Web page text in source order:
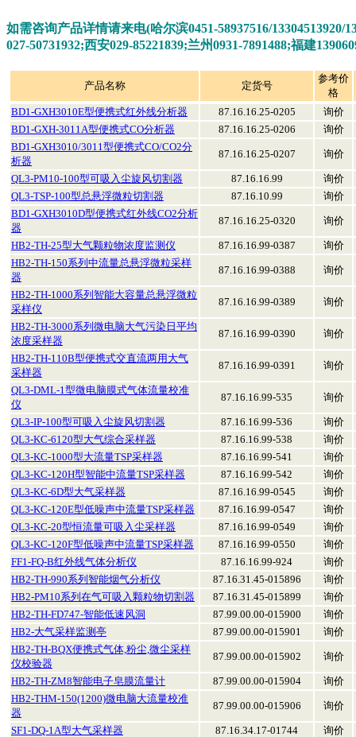
如需咨询产品详情请来电(哈尔滨0451-58937516/13304513920/
027-50731932;西安029-85221839;兰州0931-7891488;福建
产品名称 定货号
参考价
格
BD1-GXH3010E型便携式红外线分析器
87.16.16.25-0205
询价
BD1-GXH-3011A型便携式CO分析器
87.16.16.25-0206
询价
BD1-GXH3010/3011型便携式CO/CO2分
析器
87.16.16.25-0207 询价
QL3-PM10-100型可吸入尘旋风切割器 87.16.16.99
询价
QL3-TSP-100型总悬浮微粒切割器
87.16.10.99
询价
BD1-GXH3010D型便携式红外线CO2分析
器
87.16.16.25-0320 询价
HB2-TH-25型大气颗粒物浓度监测仪 87.16.16.99-0387
询价
HB2-TH-150系列中流量总悬浮微粒采样
器
87.16.16.99-0388 询价
HB2-TH-1000系列智能大容量总悬浮微粒
采样仪
87.16.16.99-0389 询价
HB2-TH-3000系列微电脑大气污染日平均
浓度采样器
87.16.16.99-0390 询价
HB2-TH-110B型便携式交直流两用大气
采样器
87.16.16.99-0391 询价
QL3-DML-1型微电脑膜式气体流量校准
仪
87.16.16.99-535 询价
QL3-IP-100型可吸入尘旋风切割器 87.16.16.99-536
询价
QL3-KC-6120型大气综合采样器
87.16.16.99-538
询价
QL3-KC-1000型大流量TSP采样器
87.16.16.99-541
询价
QL3-KC-120H型智能中流量TSP采样器
87.16.16.99-542
询价
QL3-KC-6D型大气采样器
87.16.16.99-0545
询价
QL3-KC-120E型低噪声中流量TSP采样器
87.16.16.99-0547
询价
QL3-KC-20型恒流量可吸入尘采样器
87.16.16.99-0549
询价
QL3-KC-120F型低噪声中流量TSP采样器
87.16.16.99-0550
询价
FF1-FQ-B红外线气体分析仪
87.16.16.99-924
询价
HB2-TH-990系列智能烟气分析仪
87.16.31.45-015896
询价
HB2-PM10系列在气可吸入颗粒物切割器
87.16.31.45-015899
询价
HB2-TH-FD747-智能低速风洞
87.99.00.00-015900
询价
HB2-大气采样监测亭
87.99.00.00-015901
询价
HB2-TH-BQX便携式气体,粉尘,微尘采样
仪校验器
87.99.00.00-015902 询价
HB2-TH-ZM8智能电子皂膜流量计 87.99.00.00-015904
询价
HB2-THM-150(1200)微电脑大流量校准
器
87.99.00.00-015906 询价
SF1-DQ-1A型大气采样器 87.16.34.17-01744
询价